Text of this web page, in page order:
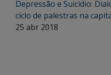
Depressão e Suicídio:
ciclo de palestras na
25 abr 2018